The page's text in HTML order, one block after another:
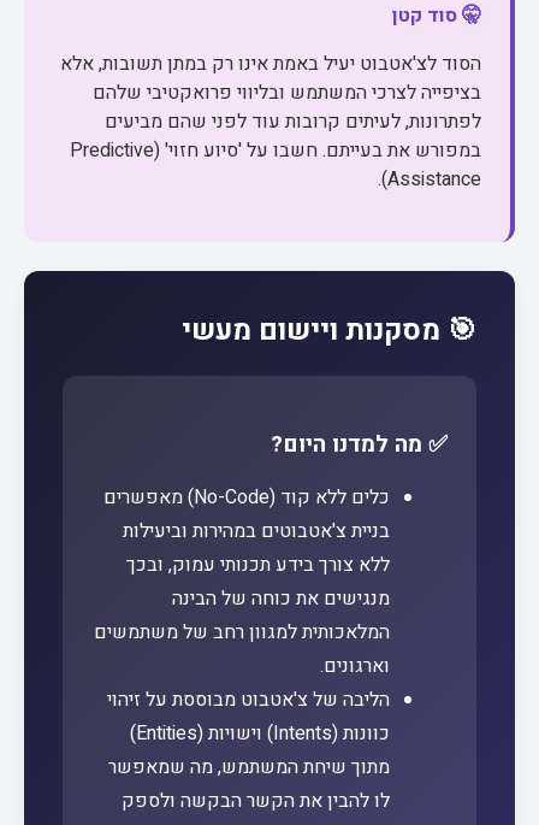
🤫 סוד קטן
הסוד לצ'אטבוט יעיל באמת אינו רק במתן תשובות, אלא
בציפייה לצרכי המשתמש ובליווי פרואקטיבי שלהם
לפתרונות, לעיתים קרובות עוד לפני שהם מביעים
במפורש את בעייתם. חשבו על 'סיוע חזוי' (Predictive
Assistance).
🎯 מסקנות ויישום מעשי
✅ מה למדנו היום?
כלים ללא קוד (No-Code) מאפשרים
בניית צ'אטבוטים במהירות וביעילות
ללא צורך בידע תכנותי עמוק, ובכך
מנגישים את כוחה של הבינה
המלאכותית למגוון רחב של משתמשים
וארגונים.
הליבה של צ'אטבוט מבוססת על זיהוי
כוונות (Intents) וישויות (Entities)
מתוך שיחת המשתמש, מה שמאפשר
לו להבין את הקשר הבקשה ולספק